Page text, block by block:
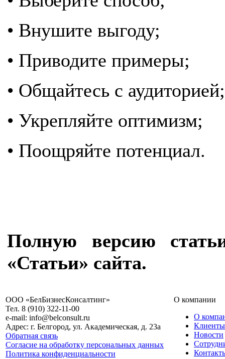
• Внушите выгоду;
• Приводите примеры;
• Общайтесь с аудиторией;
• Укрепляйте оптимизм;
• Поощряйте потенциал.
Полную версию
«Статьи» сайта.
ООО «БелБизнесКонсалтинг»
Тел. 8 (910) 322-11-00
e-mail: info@belconsult.ru
Адрес: г. Белгород, ул. Академическая, д. 23а
Обратная связь
Согласие на обработку персональных данных
Политика конфиденциальности
О компании
О
Клиенты
Новости